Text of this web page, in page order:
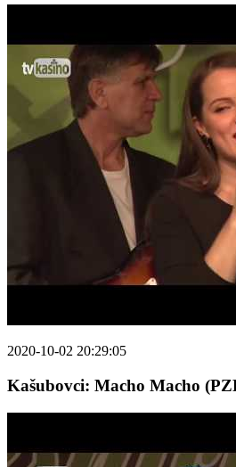
2020-10-02 20:29:05
Kašubovci: Macho Macho